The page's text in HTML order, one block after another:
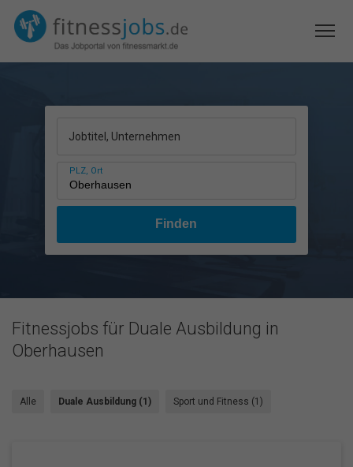
Jobtitel, Unternehmen
PLZ, Ort
Fitnessjobs für Duale Ausbildung in
Oberhausen
Alle Duale Ausbildung (1) Sport und Fitness (1)